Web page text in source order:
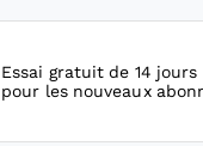
Essai gratuit de 14 jours
pour les nouveaux